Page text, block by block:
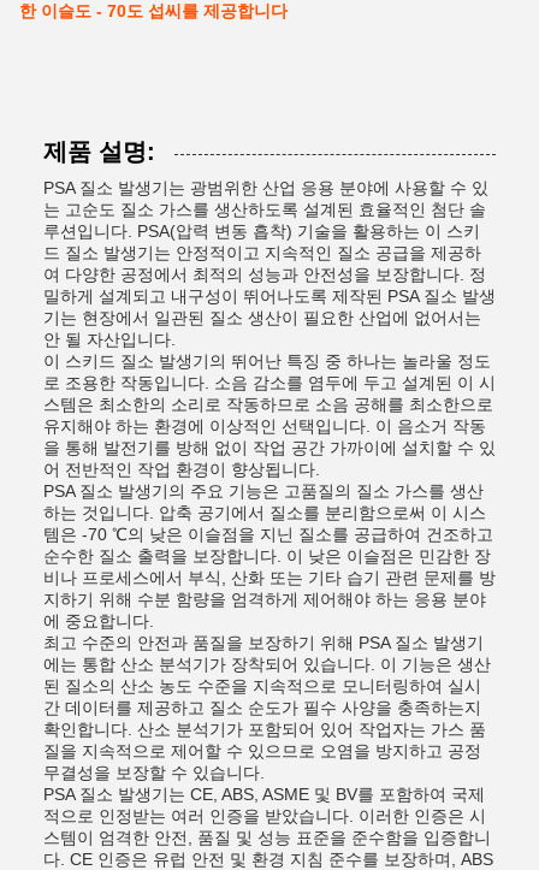
한 이슬도 - 70도 섭씨를 제공합니다
제품 설명:
PSA 질소 발생기는 광범위한 산업 응용 분야에 사용할 수 있
는 고순도 질소 가스를 생산하도록 설계된 효율적인 첨단 솔
루션입니다. PSA(압력 변동 흡착) 기술을 활용하는 이 스키
드 질소 발생기는 안정적이고 지속적인 질소 공급을 제공하
여 다양한 공정에서 최적의 성능과 안전성을 보장합니다. 정
밀하게 설계되고 내구성이 뛰어나도록 제작된 PSA 질소 발생
기는 현장에서 일관된 질소 생산이 필요한 산업에 없어서는
안 될 자산입니다.
이 스키드 질소 발생기의 뛰어난 특징 중 하나는 놀라울 정도
로 조용한 작동입니다. 소음 감소를 염두에 두고 설계된 이 시
스템은 최소한의 소리로 작동하므로 소음 공해를 최소한으로
유지해야 하는 환경에 이상적인 선택입니다. 이 음소거 작동
을 통해 발전기를 방해 없이 작업 공간 가까이에 설치할 수 있
어 전반적인 작업 환경이 향상됩니다.
PSA 질소 발생기의 주요 기능은 고품질의 질소 가스를 생산
하는 것입니다. 압축 공기에서 질소를 분리함으로써 이 시스
템은 -70 ℃의 낮은 이슬점을 지닌 질소를 공급하여 건조하고
순수한 질소 출력을 보장합니다. 이 낮은 이슬점은 민감한 장
비나 프로세스에서 부식, 산화 또는 기타 습기 관련 문제를 방
지하기 위해 수분 함량을 엄격하게 제어해야 하는 응용 분야
에 중요합니다.
최고 수준의 안전과 품질을 보장하기 위해 PSA 질소 발생기
에는 통합 산소 분석기가 장착되어 있습니다. 이 기능은 생산
된 질소의 산소 농도 수준을 지속적으로 모니터링하여 실시
간 데이터를 제공하고 질소 순도가 필수 사양을 충족하는지
확인합니다. 산소 분석기가 포함되어 있어 작업자는 가스 품
질을 지속적으로 제어할 수 있으므로 오염을 방지하고 공정
무결성을 보장할 수 있습니다.
PSA 질소 발생기는 CE, ABS, ASME 및 BV를 포함하여 국제
적으로 인정받는 여러 인증을 받았습니다. 이러한 인증은 시
스템이 엄격한 안전, 품질 및 성능 표준을 준수함을 입증합니
다. CE 인증은 유럽 안전 및 환경 지침 준수를 보장하며, ABS